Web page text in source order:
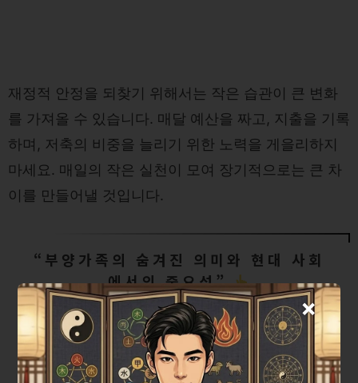
재정적 안정을 되찾기 위해서는 작은 습관이 큰 변화
를 가져올 수 있습니다. 매달 예산을 짜고, 지출을 기록
하며, 저축의 비중을 늘리기 위한 노력을 게을리하지
마세요. 매일의 작은 실천이 모여 장기적으로는 큰 차
이를 만들어낼 것입니다.
“부양가족의 숨겨진 의미와 현대 사회
에서의 중요성”
×